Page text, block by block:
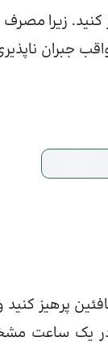
زیرا مصرف
جبران
پرهیز کنید
در یک ساعت